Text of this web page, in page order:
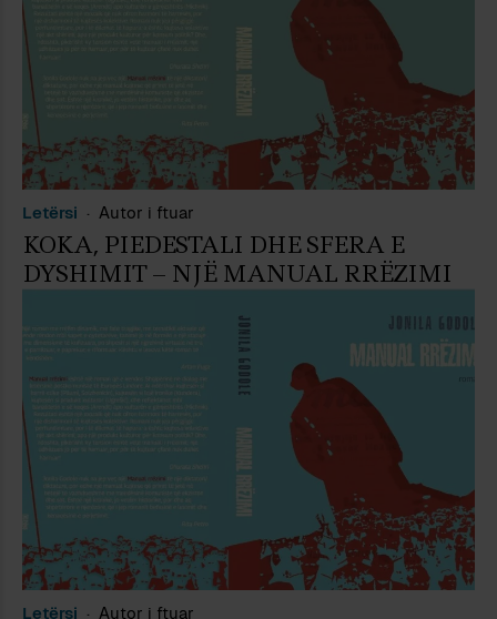
Letërsi Autor i ftuar
KOKA, PIEDESTALI DHE SFERA E
DYSHIMIT – NJË MANUAL RRËZIMI
Letërsi Autor i ftuar